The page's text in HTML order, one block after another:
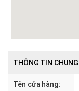
THÔNG TIN CHUNG
Tên cửa hàng: